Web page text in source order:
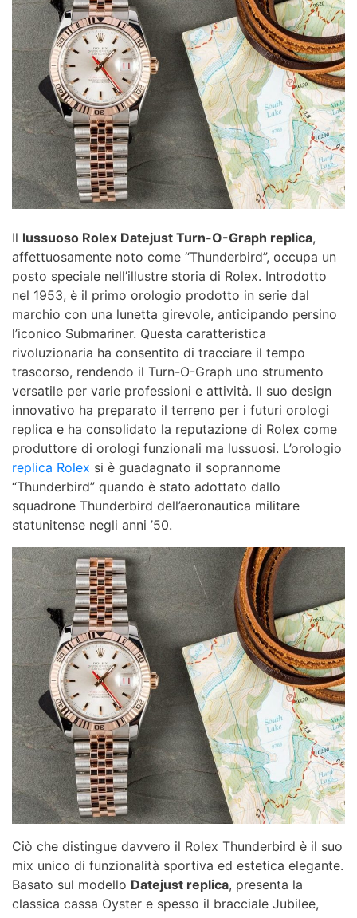
Il lussuoso Rolex Datejust Turn-O-Graph replica,
affettuosamente noto come “Thunderbird”, occupa un
posto speciale nell’illustre storia di Rolex. Introdotto
nel 1953, è il primo orologio prodotto in serie dal
marchio con una lunetta girevole, anticipando persino
l’iconico Submariner. Questa caratteristica
rivoluzionaria ha consentito di tracciare il tempo
trascorso, rendendo il Turn-O-Graph uno strumento
versatile per varie professioni e attività. Il suo design
innovativo ha preparato il terreno per i futuri orologi
replica e ha consolidato la reputazione di Rolex come
produttore di orologi funzionali ma lussuosi. L’orologio
replica Rolex si è guadagnato il soprannome
“Thunderbird” quando è stato adottato dallo
squadrone Thunderbird dell’aeronautica militare
statunitense negli anni ’50.
Ciò che distingue davvero il Rolex Thunderbird è il suo
mix unico di funzionalità sportiva ed estetica elegante.
Basato sul modello Datejust replica, presenta la
classica cassa Oyster e spesso il bracciale Jubilee,